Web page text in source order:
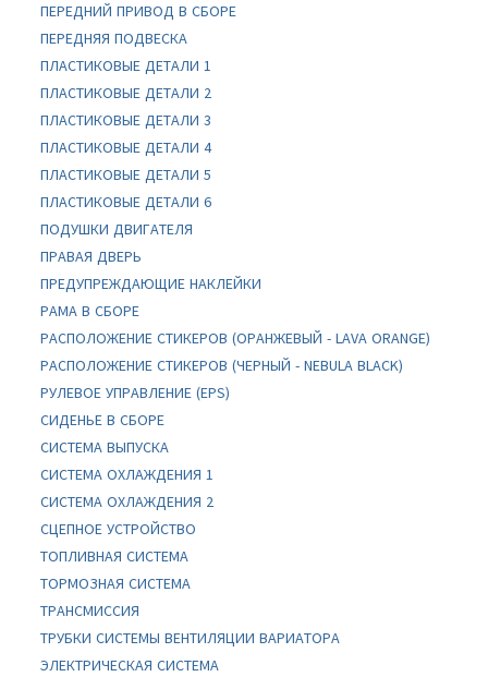
ПЕРЕДНИЙ ПРИВОД В СБОРЕ
ПЕРЕДНЯЯ ПОДВЕСКА
ПЛАСТИКОВЫЕ ДЕТАЛИ 1
ПЛАСТИКОВЫЕ ДЕТАЛИ 2
ПЛАСТИКОВЫЕ ДЕТАЛИ 3
ПЛАСТИКОВЫЕ ДЕТАЛИ 4
ПЛАСТИКОВЫЕ ДЕТАЛИ 5
ПЛАСТИКОВЫЕ ДЕТАЛИ 6
ПОДУШКИ ДВИГАТЕЛЯ
ПРАВАЯ ДВЕРЬ
ПРЕДУПРЕЖДАЮЩИЕ НАКЛЕЙКИ
РАМА В СБОРЕ
РАСПОЛОЖЕНИЕ СТИКЕРОВ (ОРАНЖЕВЫЙ - LAVA ORANGE)
РАСПОЛОЖЕНИЕ СТИКЕРОВ (ЧЕРНЫЙ - NEBULA BLACK)
РУЛЕВОЕ УПРАВЛЕНИЕ (EPS)
СИДЕНЬЕ В СБОРЕ
СИСТЕМА ВЫПУСКА
СИСТЕМА ОХЛАЖДЕНИЯ 1
СИСТЕМА ОХЛАЖДЕНИЯ 2
СЦЕПНОЕ УСТРОЙСТВО
ТОПЛИВНАЯ СИСТЕМА
ТОРМОЗНАЯ СИСТЕМА
ТРАНСМИССИЯ
ТРУБКИ СИСТЕМЫ ВЕНТИЛЯЦИИ ВАРИАТОРА
ЭЛЕКТРИЧЕСКАЯ СИСТЕМА